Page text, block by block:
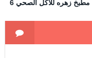
زهره للاكل الصحي 6